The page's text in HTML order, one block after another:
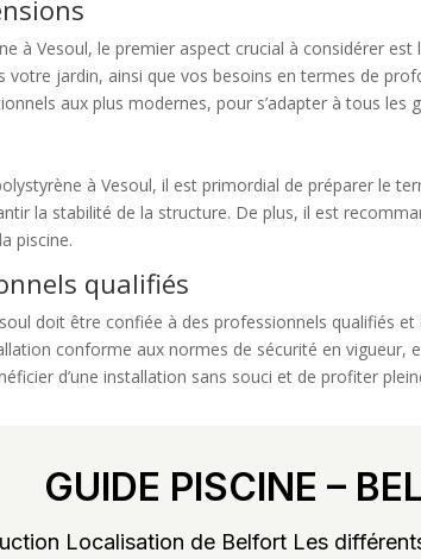
à Vesoul, le premier aspect crucial à considérer
votre jardin, ainsi que vos besoins en termes de
aux plus modernes, pour s’adapter à tous
à Vesoul, il est primordial de préparer le
la stabilité de la structure. De plus, il est
piscine.
qualifiés
doit être confiée à des professionnels qualifiés
conforme aux normes de sécurité en
d’une installation sans souci et de profiter
GUIDE PISCINE –
Localisation de Belfort Les